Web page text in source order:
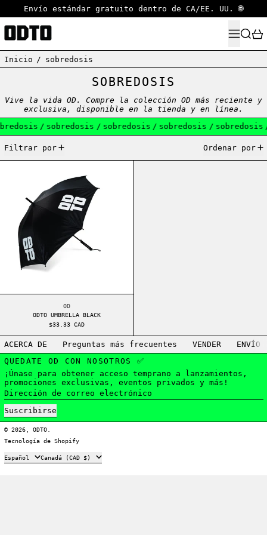
Envío estándar gratuito dentro de CA/EE. UU. 🌐
MENÚ
Inicio / sobredosis
SOBREDOSIS
Vive la vida OD. Compre la colección OD más reciente y
exclusiva, disponible en la tienda y en línea.
/ sobredosis / sobredosis / sobredosis / sobredosis
Filtrar por
Ordenar por
OD
ODTO UMBRELLA BLACK
$33.33 CAD
ACERCA DE Preguntas más frecuentes VENDER
ENVÍO
QUEDATE OD CON NOSOTROS ✅
¡Únase para obtener acceso temprano a lanzamientos,
promociones exclusivas, eventos privados y más!
Dirección de correo electrónico
Suscribirse
© 2026, ODTO.
Tecnología de Shopify
Idioma
Español País/región
Canadá (CAD $)